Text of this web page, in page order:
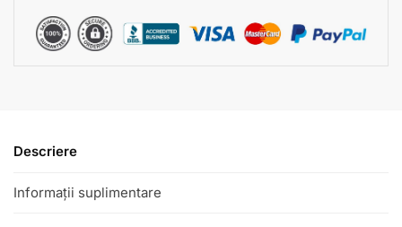
Descriere
Informații suplimentare